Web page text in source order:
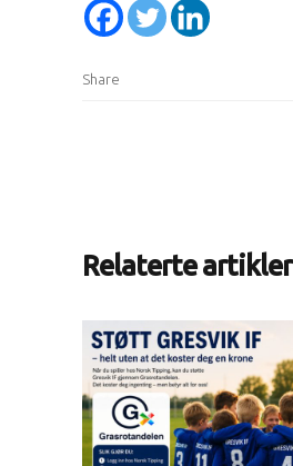
Share
Relaterte artikler